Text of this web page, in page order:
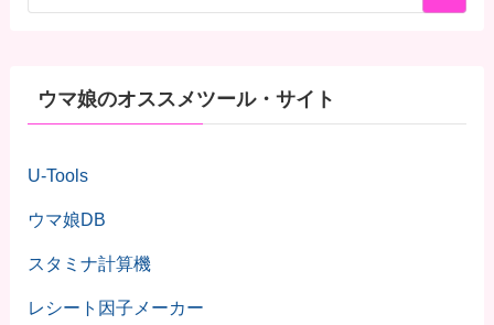
ウマ娘のオススメツール・サイト
U-Tools
ウマ娘DB
スタミナ計算機
レシート因子メーカー